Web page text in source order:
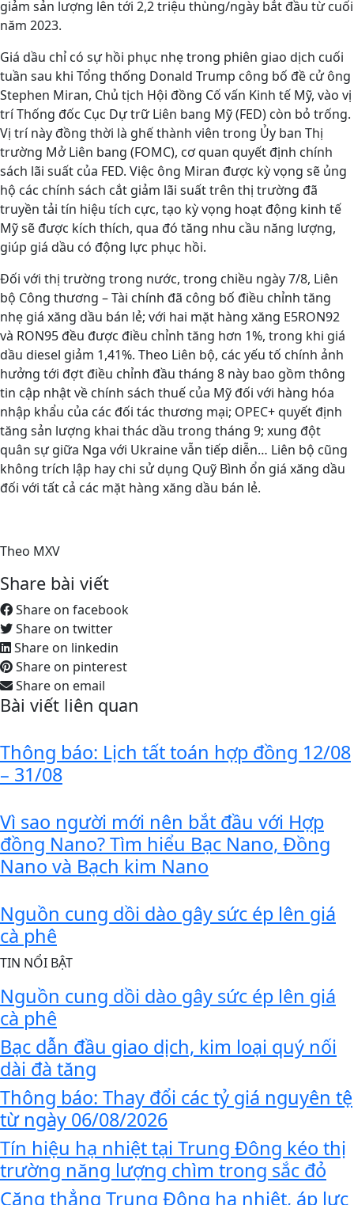
giảm sản lượng lên tới 2,2 triệu thùng/ngày bắt đầu từ cuối
năm 2023.
Giá dầu chỉ có sự hồi phục nhẹ trong phiên giao dịch cuối
tuần sau khi Tổng thống Donald Trump công bố đề cử ông
Stephen Miran, Chủ tịch Hội đồng Cố vấn Kinh tế Mỹ, vào vị
trí Thống đốc Cục Dự trữ Liên bang Mỹ (FED) còn bỏ trống.
Vị trí này đồng thời là ghế thành viên trong Ủy ban Thị
trường Mở Liên bang (FOMC), cơ quan quyết định chính
sách lãi suất của FED. Việc ông Miran được kỳ vọng sẽ ủng
hộ các chính sách cắt giảm lãi suất trên thị trường đã
truyền tải tín hiệu tích cực, tạo kỳ vọng hoạt động kinh tế
Mỹ sẽ được kích thích, qua đó tăng nhu cầu năng lượng,
giúp giá dầu có động lực phục hồi.
Đối với thị trường trong nước, trong chiều ngày 7/8, Liên
bộ Công thương – Tài chính đã công bố điều chỉnh tăng
nhẹ giá xăng dầu bán lẻ; với hai mặt hàng xăng E5RON92
và RON95 đều được điều chỉnh tăng hơn 1%, trong khi giá
dầu diesel giảm 1,41%. Theo Liên bộ, các yếu tố chính ảnh
hưởng tới đợt điều chỉnh đầu tháng 8 này bao gồm thông
tin cập nhật về chính sách thuế của Mỹ đối với hàng hóa
nhập khẩu của các đối tác thương mại; OPEC+ quyết định
tăng sản lượng khai thác dầu trong tháng 9; xung đột
quân sự giữa Nga với Ukraine vẫn tiếp diễn… Liên bộ cũng
không trích lập hay chi sử dụng Quỹ Bình ổn giá xăng dầu
đối với tất cả các mặt hàng xăng dầu bán lẻ.
Theo MXV
Share bài viết
Share on facebook
Share on twitter
Share on linkedin
Share on pinterest
Share on email
Bài viết liên quan
Thông báo: Lịch tất toán hợp đồng 12/08
– 31/08
Vì sao người mới nên bắt đầu với Hợp
đồng Nano? Tìm hiểu Bạc Nano, Đồng
Nano và Bạch kim Nano
Nguồn cung dồi dào gây sức ép lên giá
cà phê
TIN NỔI BẬT
Nguồn cung dồi dào gây sức ép lên giá
cà phê
Bạc dẫn đầu giao dịch, kim loại quý nối
dài đà tăng
Thông báo: Thay đổi các tỷ giá nguyên tệ
từ ngày 06/08/2026
Tín hiệu hạ nhiệt tại Trung Đông kéo thị
trường năng lượng chìm trong sắc đỏ
Căng thẳng Trung Đông hạ nhiệt, áp lực